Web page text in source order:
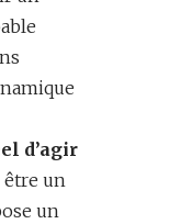
d’agir
être un
un